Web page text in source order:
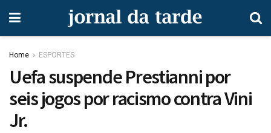
Home ESPORTES
Uefa suspende Prestianni por
seis jogos por racismo contra Vini
Jr.